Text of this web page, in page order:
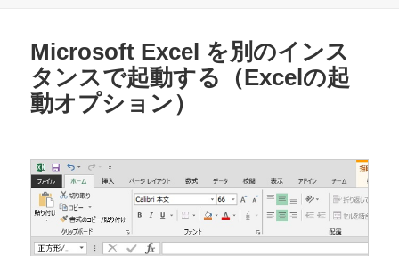
Microsoft Excel を別のインス
タンスで起動する（Excelの起
動オプション）